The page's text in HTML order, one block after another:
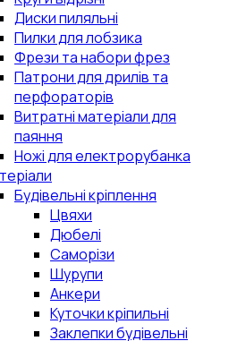
Диски пиляльні
Пилки для лобзика
Фрези та набори фрез
Патрони для дрилів та
перфораторів
Витратні матеріали для
паяння
Ножі для електрорубанка
Будівельні кріплення
Цвяхи
Дюбелі
Саморізи
Шурупи
Анкери
Куточки кріпильні
Заклепки будівельні